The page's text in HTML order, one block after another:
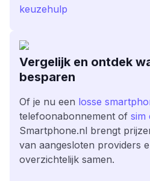
keuzehulp
Vergelijk en ontdek
besparen
Of je nu een losse
telefoonabonnement of sim
Smartphone.nl brengt
van aangesloten providers
overzichtelijk samen.